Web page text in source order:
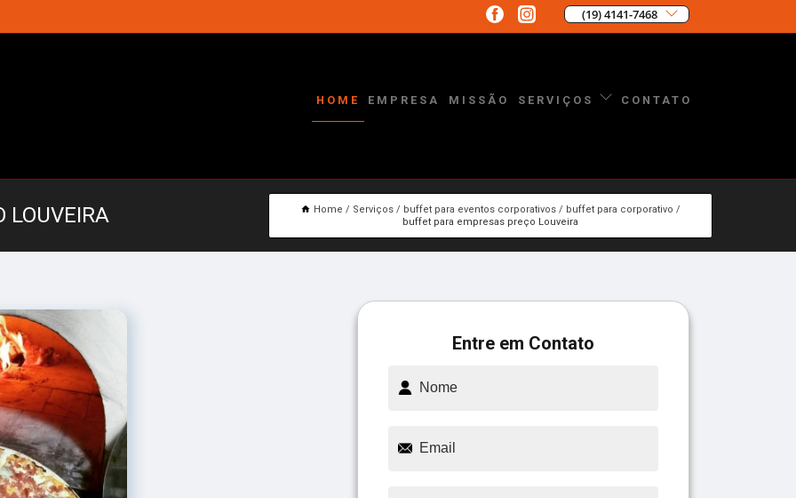
(19) 4141-7468
HOME EMPRESA MISSÃO SERVIÇOS CONTATO
LOUVEIRA Home Serviços buffet para eventos corporativos
buffet para corporativo
buffet para empresas preço Louveira
Entre em Contato